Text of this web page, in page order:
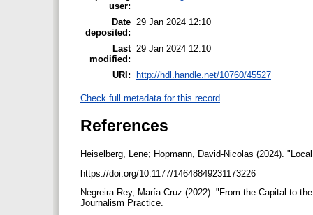
user:
Date
deposited:
29 Jan 2024 12:10
Last
modified:
29 Jan 2024 12:10
URI: http://hdl.handle.net/10760/45527
Check full metadata for this record
References
Heiselberg, Lene; Hopmann, David-Nicolas (2024).
https://doi.org/10.1177/14648849231173226
Negreira-Rey, María-Cruz (2022). "From the Capital to
Journalism Practice.